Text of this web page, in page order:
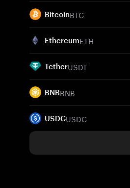
BitcoinBTC
EthereumETH
TetherUSDT
BNBBNB
USDCUSDC